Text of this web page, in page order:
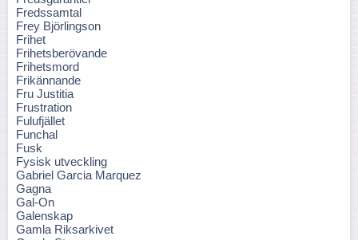
Fredssamtal
Frey Björlingson
Frihet
Frihetsberövande
Frihetsmord
Frikännande
Fru Justitia
Frustration
Fulufjället
Funchal
Fusk
Fysisk utveckling
Gabriel Garcia Marquez
Gagna
Gal-On
Galenskap
Gamla Riksarkivet